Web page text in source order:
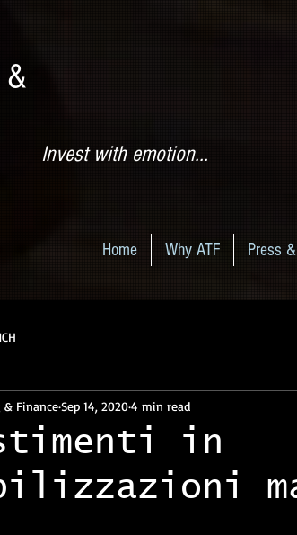
&
Invest with emotion...
Home Why ATF Press
in
FinanceSep 14, 20204 min read